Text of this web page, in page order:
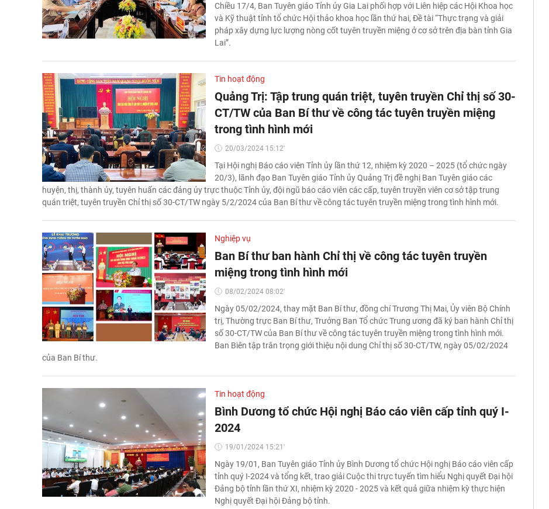
Chiều 17/4, Ban Tuyên giáo Tỉnh ủy Gia Lai phối hợp với Liên hiệp các Hội Khoa học
và Kỹ thuật tỉnh tổ chức Hội thảo khoa học lần thứ hai, Đề tài “Thực trạng và giải
pháp xây dựng lực lượng nòng cốt tuyên truyền miệng ở cơ sở trên địa bàn tỉnh Gia
Lai”.
Tin hoạt động
Quảng Trị: Tập trung quán triệt, tuyên truyền Chỉ thị số 30-
CT/TW của Ban Bí thư về công tác tuyên truyền miệng
trong tình hình mới
20/03/2024 15:12'
Tại Hội nghị Báo cáo viên Tỉnh ủy lần thứ 12, nhiệm kỳ 2020 – 2025 (tổ chức ngày
20/3), lãnh đạo Ban Tuyên giáo Tỉnh ủy Quảng Trị đề nghị Ban Tuyên giáo các
huyện, thị, thành ủy, tuyên huấn các đảng ủy trực thuộc Tỉnh ủy, đội ngũ báo cáo viên các cấp, tuyên truyền viên cơ sở tập trung
quán triệt, tuyên truyền Chỉ thị số 30-CT/TW ngày 5/2/2024 của Ban Bí thư về công tác tuyên truyền miệng trong tình hình mới.
Nghiệp vụ
Ban Bí thư ban hành Chỉ thị về công tác tuyên truyền
miệng trong tình hình mới
08/02/2024 08:02'
Ngày 05/02/2024, thay mặt Ban Bí thư, đồng chí Trương Thị Mai, Ủy viên Bộ Chính
trị, Thường trực Ban Bí thư, Trưởng Ban Tổ chức Trung ương đã ký ban hành Chỉ thị
số 30-CT/TW của Ban Bí thư về công tác tuyên truyền miệng trong tình hình mới.
Ban Biên tập trân trọng giới thiệu nội dung Chỉ thị số 30-CT/TW, ngày 05/02/2024
của Ban Bí thư.
Tin hoạt động
Bình Dương tổ chức Hội nghị Báo cáo viên cấp tỉnh quý I-
2024
19/01/2024 15:21'
Ngày 19/01, Ban Tuyên giáo Tỉnh ủy Bình Dương tổ chức Hội nghị Báo cáo viên cấp
tỉnh quý I-2024 và tổng kết, trao giải Cuộc thi trực tuyến tìm hiểu Nghị quyết Đại hội
Đảng bộ tỉnh lần thứ XI, nhiệm kỳ 2020 - 2025 và kết quả giữa nhiệm kỳ thực hiện
Nghị quyết Đại hội Đảng bộ tỉnh.